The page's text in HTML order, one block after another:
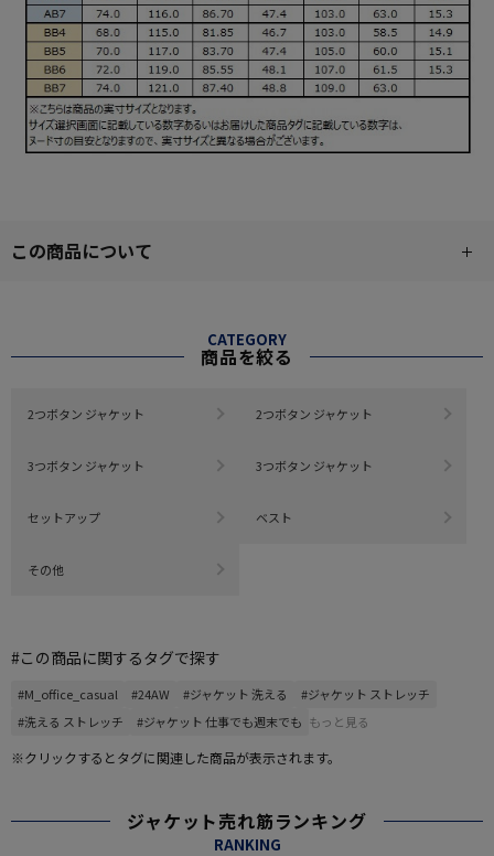
この商品について
CATEGORY
商品を絞る
2つボタン ジャケット 2つボタン ジャケット
3つボタン ジャケット 3つボタン ジャケット
セットアップ ベスト
その他
#この商品に関するタグで探す
#M_office_casual #24AW #ジャケット 洗える
#ジャケット ストレッチ
#洗える ストレッチ
#ジャケット 仕事でも週末でも もっと見る
※クリックするとタグに関連した商品が表示されます。
ジャケット売れ筋ランキング
RANKING